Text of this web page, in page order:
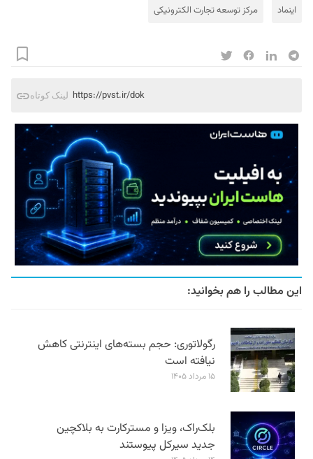
اینماد مرکز توسعه تجارت الکترونیکی
لینک کوتاه https://pvst.ir/dok
این مطالب را هم بخوانید:
رگولاتوری: حجم بسته‌های اینترنتی کاهش
نیافته است
۱۵ مرداد ۱۴۰۵
بلک‌راک، ویزا و مسترکارت به بلاکچین
جدید سیرکل پیوستند